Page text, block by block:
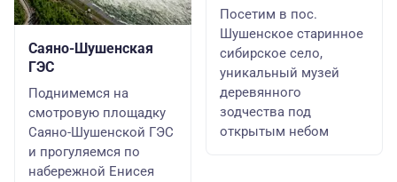
Саяно-Шушенская
ГЭС
Поднимемся на
смотровую площадку
Саяно-Шушенской ГЭС
и прогуляемся по
набережной Енисея
Посетим в пос.
Шушенское старинное
сибирское село,
уникальный музей
деревянного
зодчества под
открытым небом